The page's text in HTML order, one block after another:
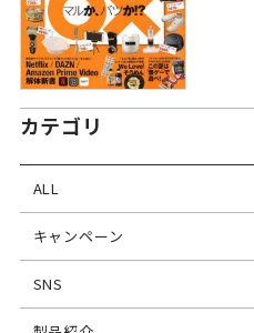
カテゴリ
ALL
キャンペーン
SNS